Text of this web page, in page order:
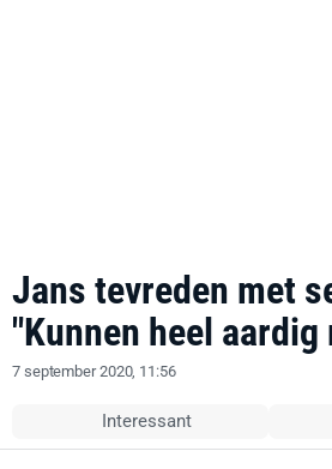
Jans tevreden met
"Kunnen heel aardig
7 september 2020, 11:56
Interessant